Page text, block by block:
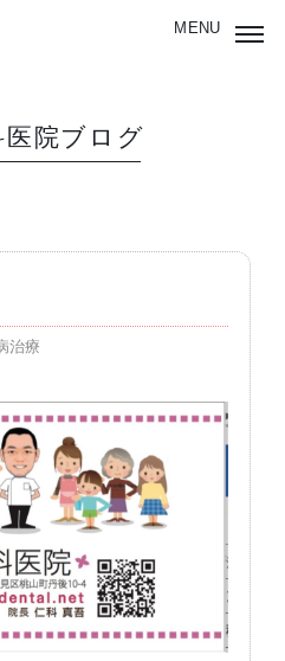
医院ブログ
治療